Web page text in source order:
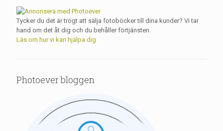
Tycker du det är trögt att sälja fotoböcker till dina kunder? Vi tar
hand om det åt dig och du behåller förtjänsten.
Läs om hur vi kan hjälpa dig
Photoever bloggen